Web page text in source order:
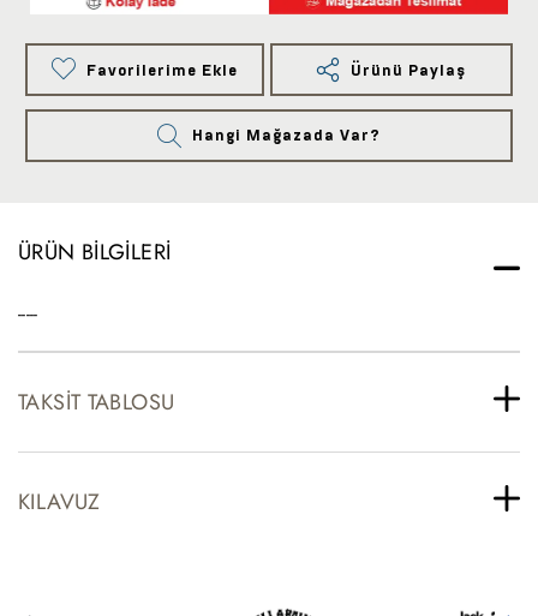
Favorilerime Ekle Ürünü Paylaş
Hangi Mağazada Var?
ÜRÜN BILGILERI
-----
TAKSIT TABLOSU
KILAVUZ